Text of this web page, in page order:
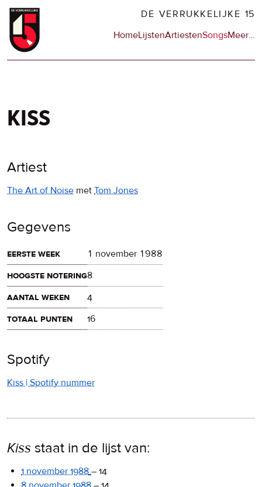
Overslaan
naar
DE VERRUKKELIJKE 15
Hoofdnavigatie
HomeLijstenArtiestenSongsMeerop
…
kiss
Artiest
The Art of Noise met Tom Jones
Gegevens
eerste week
1 november 1988
hoogste notering8
aantal weken
4
totaal punten
16
Spotify
Kiss | Spotify nummer
Kiss staat in de lijst van:
1 november 1988 – 14